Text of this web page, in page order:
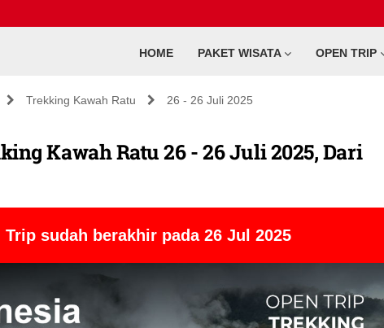
HOME PAKET WISATA OPEN TRIP
Trekking Kawah Ratu 26 - 26 Juli 2025
Kawah Ratu 26 - 26 Juli 2025, Dari
Trip sudah berakhir pada 26 Jul 2025